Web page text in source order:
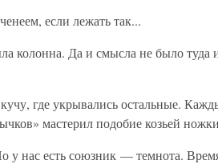
если лежать так...
колонна. Да и смысла не было туда
где укрывались остальные.
мастерил подобие козьей
у нас есть союзник — темнота.